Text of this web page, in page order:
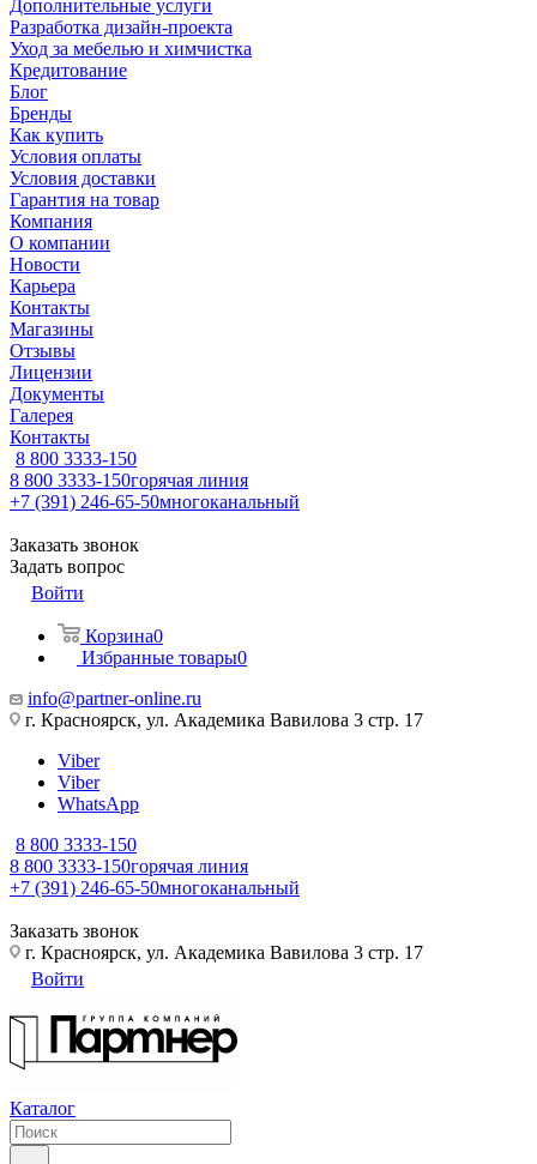
Дополнительные услуги
Разработка дизайн-проекта
Уход за мебелью и химчистка
Кредитование
Блог
Бренды
Как купить
Условия оплаты
Условия доставки
Гарантия на товар
Компания
О компании
Новости
Карьера
Контакты
Магазины
Отзывы
Лицензии
Документы
Галерея
Контакты
8 800 3333-150
8 800 3333-150горячая линия
+7 (391) 246-65-50многоканальный
Заказать звонок
Задать вопрос
Войти
Корзина0
Избранные товары0
info@partner-online.ru
г. Красноярск, ул. Академика Вавилова 3 стр. 17
Viber
Viber
WhatsApp
8 800 3333-150
8 800 3333-150горячая линия
+7 (391) 246-65-50многоканальный
Заказать звонок
г. Красноярск, ул. Академика Вавилова 3 стр. 17
Войти
Каталог